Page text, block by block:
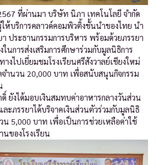
ที่ผ่านมา บริษัท นิภา เทคโนโลยี จำกัด
ให้บริการคลาวด์คอมพิวติ้งชั้นนำของไทย นำ
า ประธานกรรมการบริหาร พร้อมด้วยภรรยา
นการส่งเสริมการศึกษาร่วมกับมูลนิธิการ
งไปเยี่ยมชมโรงเรียนศรีสังวาลย์เชียงใหม่
จำนวน 20,000 บาท เพื่อสนับสนุนกิจกรรม
ยังได้มอบเงินสมทบค่าอาหารกลางวันส่วน
ะภรรยาได้บริจาคเงินส่วนตัวร่วมกับมูลนิธิ
น 5,000 บาท เพื่อเป็นการช่วยเหลือค่าใช้
นของโรงเรียน